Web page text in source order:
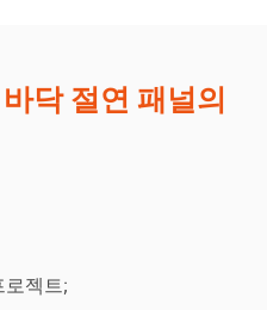
닥 절연 패널의
로젝트;